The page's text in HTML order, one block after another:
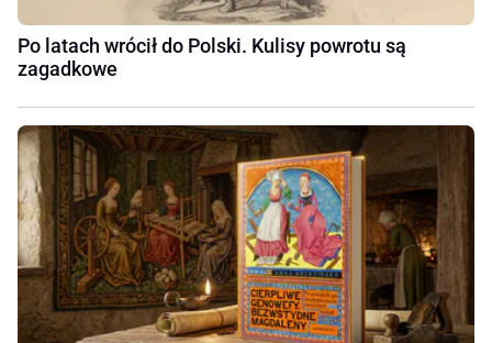
Po latach wrócił do Polski. Kulisy powrotu są
zagadkowe